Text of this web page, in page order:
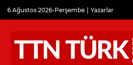
6 Ağustos 2026-Perşembe Yazarlar